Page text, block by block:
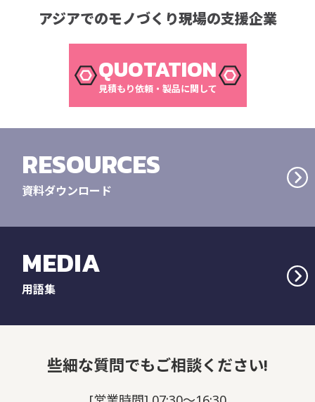
アジアでのモノづくり現場の支援企業
QUOTATION
見積もり依頼・製品に関して
RESOURCES
資料ダウンロード
MEDIA
用語集
些細な質問でもご相談ください!